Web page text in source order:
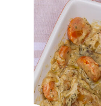
fraîche
las…